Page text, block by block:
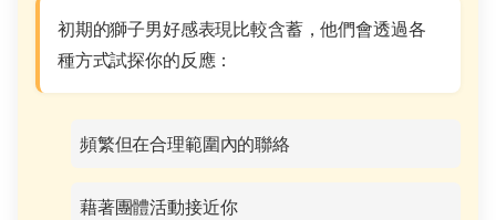
初期的獅子男好感表現比較含蓄，他們會透過各
種方式試探你的反應：
頻繁但在合理範圍內的聯絡
藉著團體活動接近你